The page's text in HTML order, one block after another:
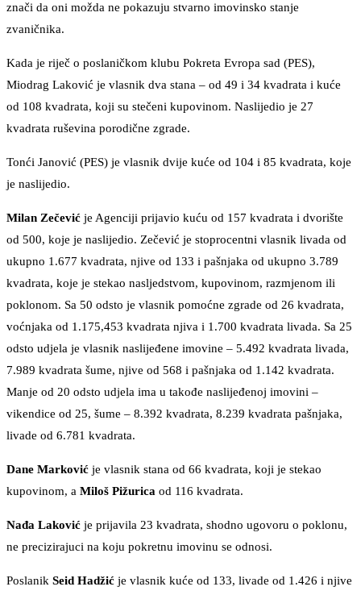
znači da oni možda ne pokazuju stvarno imovinsko stanje
zvaničnika.
Kada je riječ o poslaničkom klubu Pokreta Evropa sad (PES),
Miodrag Laković je vlasnik dva stana – od 49 i 34 kvadrata i kuće
od 108 kvadrata, koji su stečeni kupovinom. Naslijedio je 27
kvadrata ruševina porodične zgrade.
Tonći Janović (PES) je vlasnik dvije kuće od 104 i 85 kvadrata, koje
je naslijedio.
Milan Zečević je Agenciji prijavio kuću od 157 kvadrata i dvorište
od 500, koje je naslijedio. Zečević je stoprocentni vlasnik livada od
ukupno 1.677 kvadrata, njive od 133 i pašnjaka od ukupno 3.789
kvadrata, koje je stekao nasljedstvom, kupovinom, razmjenom ili
poklonom. Sa 50 odsto je vlasnik pomoćne zgrade od 26 kvadrata,
voćnjaka od 1.175,453 kvadrata njiva i 1.700 kvadrata livada. Sa 25
odsto udjela je vlasnik naslijeđene imovine – 5.492 kvadrata livada,
7.989 kvadrata šume, njive od 568 i pašnjaka od 1.142 kvadrata.
Manje od 20 odsto udjela ima u takođe naslijeđenoj imovini –
vikendice od 25, šume – 8.392 kvadrata, 8.239 kvadrata pašnjaka,
livade od 6.781 kvadrata.
Dane Marković je vlasnik stana od 66 kvadrata, koji je stekao
kupovinom, a Miloš Pižurica od 116 kvadrata.
Nađa Laković je prijavila 23 kvadrata, shodno ugovoru o poklonu,
ne precizirajuci na koju pokretnu imovinu se odnosi.
Poslanik Seid Hadžić je vlasnik kuće od 133, livade od 1.426 i njive